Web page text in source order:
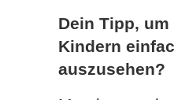
Dein Tipp,
Kindern
auszusehen?